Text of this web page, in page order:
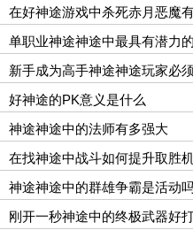
在好神途游戏中杀死赤月恶魔
单职业神途神途中最具有潜力
新手成为高手神途神途玩家必
好神途的PK意义是什么
神途神途中的法师有多强大
在找神途中战斗如何提升取胜
神途神途中的群雄争霸是活动
刚开一秒神途中的终极武器好